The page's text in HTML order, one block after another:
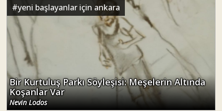
#yeni başlayanlar için ankara
Bir Kurtuluş Parkı Söyleşisi: Meşelerin Altında
Koşanlar Var
Nevin Lodos